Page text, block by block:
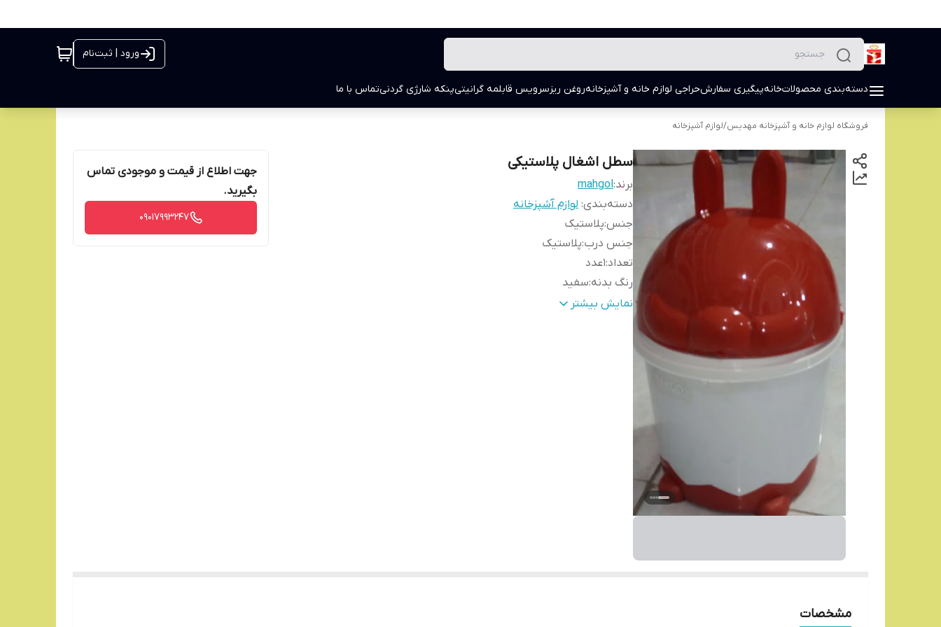
ورود | ثبت‌نام
دسته‌بندی محصولاتخانهپیگیری سفارشحراجی لوازم خانه و آشپزخانهروغن ریزسرویس قابلمه گرانیتیپنکه شارژی گردنیتماس با ما
فروشگاه لوازم خانه و آشپزخانه مهدیس/لوازم آشپزخانه
سطل اشغال پلاستیکی
برند:mahgol
دسته‌بندی: لوازم آشپزخانه
جنس:پلاستیک
جنس درب:پلاستیک
تعداد:1عدد
رنگ بدنه:سفید
رنگ درب:ابی و قرمزنمایش بیشتر
جهت اطلاع از قیمت و موجودی تماس
بگیرید.
09017993247
مشخصات